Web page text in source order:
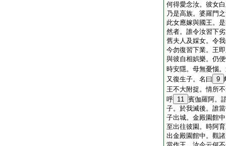
何得愛念汝。彼女
乃是高族。婆羅門
此女應嫁與國王。
然者。誰令汝習下
舊夫人及婇女。令
今勿復習下業。王
與彼自相娯樂。仍
時安隱。母無憂惱
又復生子。名曰 9
王不大附捉。情所
呼 11 賓伽羅阿。
子。於我滅後。誰
子出城。金殿園館
至出往彼園。時阿
出金殿園館中。觀